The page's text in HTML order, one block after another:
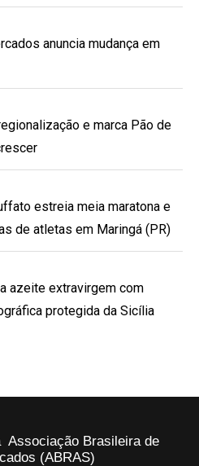
anuncia mudança em
e marca Pão de
estreia meia maratona e
de atletas em Maringá (PR)
azeite extravirgem com
protegida da Sicília
Associação Brasileira de
(ABRAS)